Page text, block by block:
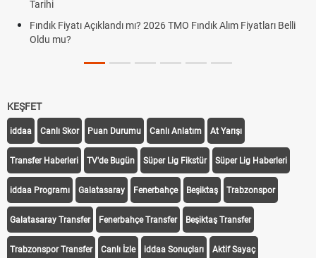
Tarihi
Fındık Fiyatı Açıklandı mı? 2026 TMO Fındık Alım Fiyatları Belli
Oldu mu?
KEŞFET
iddaa Canlı Skor Puan Durumu Canlı Anlatım At Yarışı
Transfer Haberleri TV'de Bugün Süper Lig Fikstür Süper Lig Haberleri
iddaa Programı Galatasaray Fenerbahçe Beşiktaş Trabzonspor
Galatasaray Transfer Fenerbahçe Transfer Beşiktaş Transfer
Trabzonspor Transfer Canlı İzle iddaa Sonuçları Aktif Sayaç